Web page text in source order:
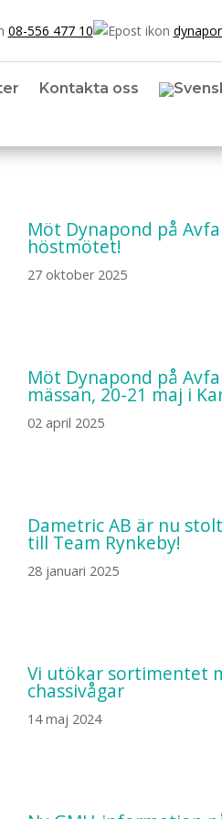
08-556 477 10
Kontakta oss
Möt Dynapond på
höstmötet!
27 oktober 2025
Möt Dynapond på
mässan, 20-21 maj i
02 april 2025
Dametric AB är nu
till Team Rynkeby!
28 januari 2025
Vi utökar sortimentet
chassivågar
14 maj 2024